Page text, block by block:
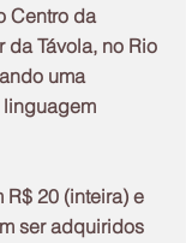
Centro da
da Távola, no Rio
uma
R$ 20 (inteira) e
ser adquiridos